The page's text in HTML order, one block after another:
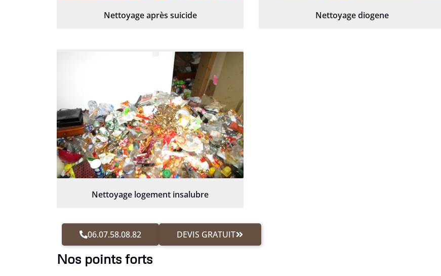
Nettoyage après suicide Nettoyage diogene
Nettoyage logement insalubre
06.07.58.08.82 DEVIS GRATUIT
Nos points forts